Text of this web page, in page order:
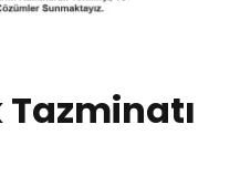
Tazminatı